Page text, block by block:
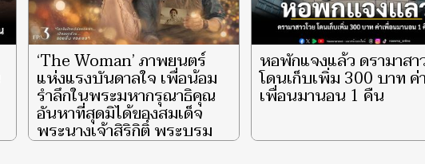
‘The Woman’ ภาพยนตร์
แห่งแรงบันดาลใจ เพื่อน้อม
รำลึกในพระมหากรุณาธิคุณ
อันหาที่สุดมิได้ของสมเด็จ
พระนางเจ้าสิริกิติ์ พระบรม
ราชินีนาถ พระบรมราชชนนี
หอพักแจงแล้ว ดรามาสา
โดนเก็บเพิ่ม 300 บาท ค่
เพื่อนมานอน 1 คืน